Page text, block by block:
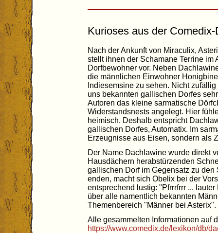
Kurioses aus der
Nach der Ankunft von Miraculix,
stellt ihnen der Schamane Terrine im
Dorfbewohner vor. Neben
die männlichen Einwohner
Indiesemsine zu sehen. Nicht
uns bekannten gallischen Dorfes
Autoren das kleine sarmatische
Widerstandsnests angelegt. Hier
heimisch. Deshalb entspricht
gallischen Dorfes, Automatix. Im
Erzeugnisse aus Eisen, sondern als
Der Name Dachlawine wurde direkt
Hausdächern herabstürzenden
gallischen Dorf im Gegensatz zu
enden, macht sich Obelix bei der
entsprechend lustig: "Pfrrrfrrr ...
über alle namentlich bekannten
Themenbereich "Männer bei Asterix".
Alle gesammelten Informationen auf
https://www.comedix.de/lexikon/db/